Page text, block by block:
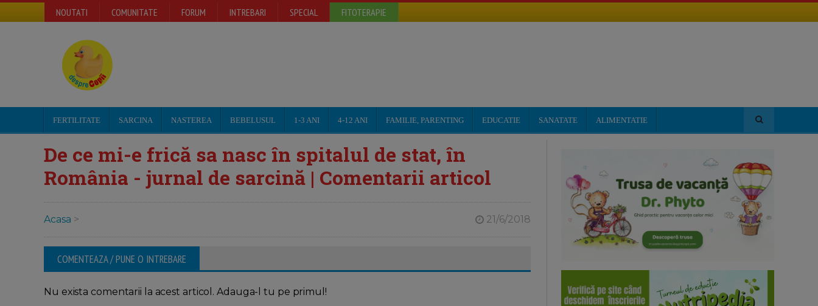
NOUTATI COMUNITATE FORUM INTREBARI SPECIAL FITOTERAPIE
FERTILITATE SARCINA NASTEREA BEBELUSUL 1-3 ANI 4-12 ANI FAMILIE, PARENTING EDUCATIE SANATATE ALIMENTATIE
De ce mi-e frică sa nasc în spitalul de stat, în
România - jurnal de sarcină | Comentarii articol
Acasa > 21/6/2018
COMENTEAZA / PUNE O INTREBARE
Nu exista comentarii la acest articol. Adauga-l tu pe primul!